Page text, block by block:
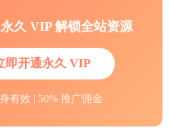
久 VIP 解锁全站资源
即开通永久 VIP
有效 | 50% 推广佣金